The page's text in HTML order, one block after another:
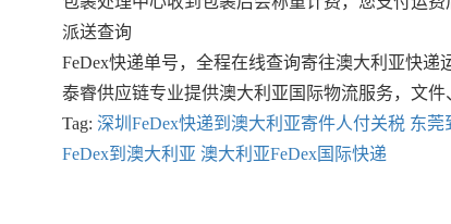
派送查询
FeDex快递单号，全程在线查询寄往澳大利亚快递运
泰睿供应链专业提供澳大利亚国际物流服务，文
Tag: 深圳FeDex快递到澳大利亚寄件人付关税 东莞
FeDex到澳大利亚 澳大利亚FeDex国际快递